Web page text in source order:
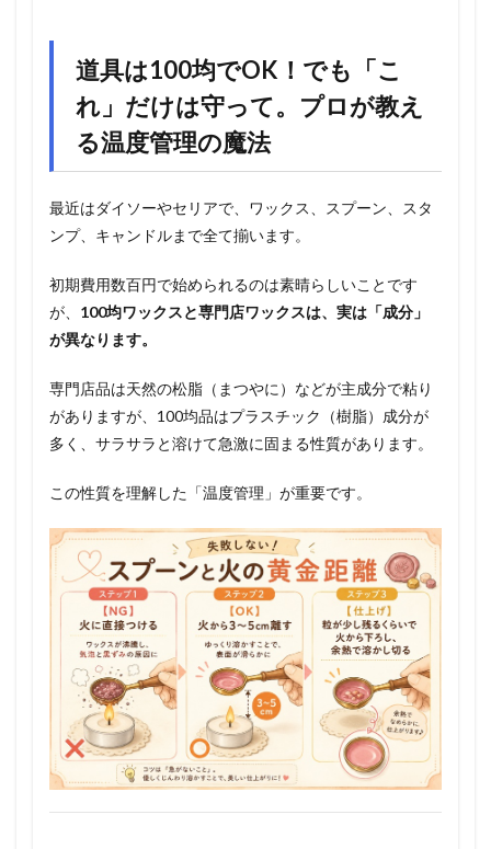
道具は100均でOK！でも「こ
れ」だけは守って。プロが教え
る温度管理の魔法
最近はダイソーやセリアで、ワックス、スプーン、スタ
ンプ、キャンドルまで全て揃います。
初期費用数百円で始められるのは素晴らしいことです
が、 100均ワックスと専門店ワックスは、実は「成分」
が異なります。
専門店品は天然の松脂（まつやに）などが主成分で粘り
がありますが、100均品はプラスチック（樹脂）成分が
多く、サラサラと溶けて急激に固まる性質があります。
この性質を理解した「温度管理」が重要です。